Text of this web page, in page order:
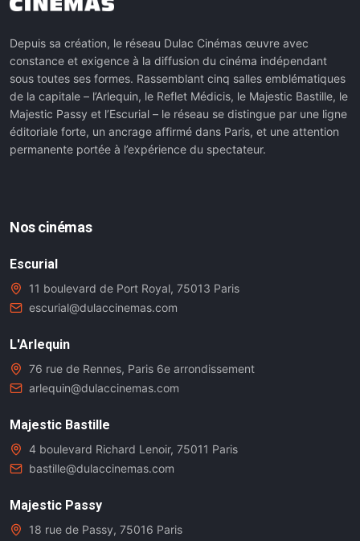
Depuis sa création, le réseau Dulac Cinémas œuvre avec
constance et exigence à la diffusion du cinéma indépendant
sous toutes ses formes. Rassemblant cinq salles emblématiques
de la capitale – l’Arlequin, le Reflet Médicis, le Majestic Bastille, le
Majestic Passy et l’Escurial – le réseau se distingue par une ligne
éditoriale forte, un ancrage affirmé dans Paris, et une attention
permanente portée à l’expérience du spectateur.
Nos cinémas
Escurial
11 boulevard de Port Royal, 75013 Paris
escurial@dulaccinemas.com
L'Arlequin
76 rue de Rennes, Paris 6e arrondissement
arlequin@dulaccinemas.com
Majestic Bastille
4 boulevard Richard Lenoir, 75011 Paris
bastille@dulaccinemas.com
Majestic Passy
18 rue de Passy, 75016 Paris